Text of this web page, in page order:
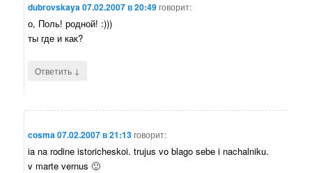
dubrovskaya07.02.2007 в 20:49говорит:
о, Поль! родной! :)))
ты где и как?
Ответить ↓
cosma07.02.2007 в 21:13говорит:
ia na rodine istoricheskoi. trujus vo blago sebe i nachalniku.
v marte vernus 🙂